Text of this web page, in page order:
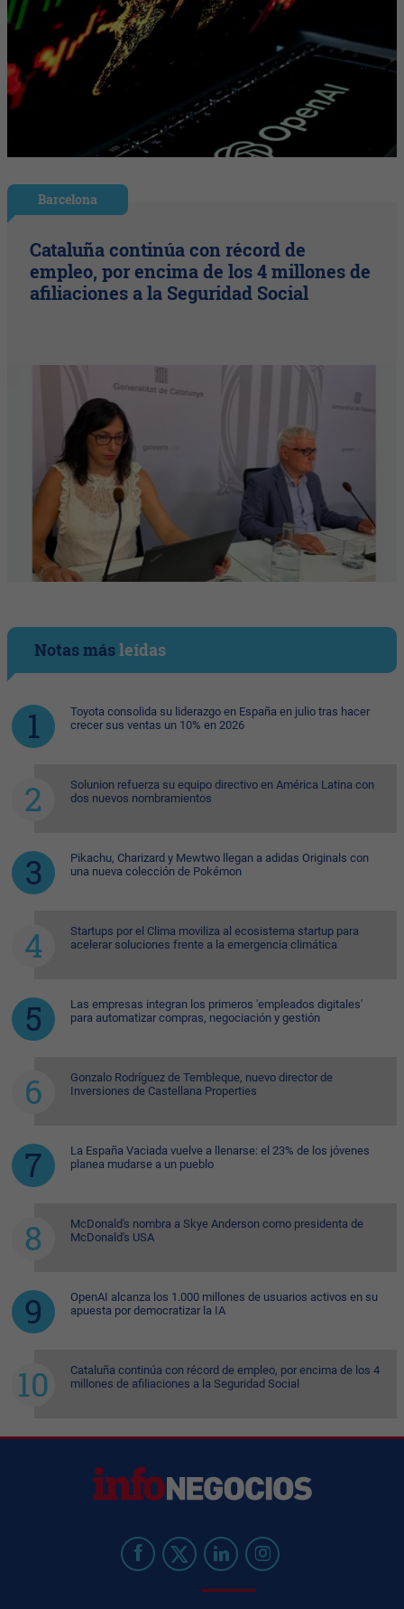
Barcelona
Cataluña continúa con récord de
empleo, por encima de los 4 millones de
afiliaciones a la Seguridad Social
Notas másleídas
Toyota consolida su liderazgo en España en julio tras hacer
crecer sus ventas un 10% en 2026
Solunion refuerza su equipo directivo en América Latina con
dos nuevos nombramientos
Pikachu, Charizard y Mewtwo llegan a adidas Originals con
una nueva colección de Pokémon
Startups por el Clima moviliza al ecosistema startup para
acelerar soluciones frente a la emergencia climática
Las empresas integran los primeros 'empleados digitales'
para automatizar compras, negociación y gestión
Gonzalo Rodríguez de Tembleque, nuevo director de
Inversiones de Castellana Properties
La España Vaciada vuelve a llenarse: el 23% de los jóvenes
planea mudarse a un pueblo
McDonald's nombra a Skye Anderson como presidenta de
McDonald's USA
OpenAI alcanza los 1.000 millones de usuarios activos en su
apuesta por democratizar la IA
Cataluña continúa con récord de empleo, por encima de los 4
millones de afiliaciones a la Seguridad Social